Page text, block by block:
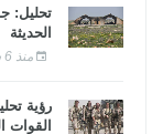
تحليل:
الحديثة
منذ 6 سنوات
رؤية
القوات